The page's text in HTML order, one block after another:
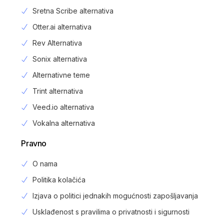
Sretna Scribe alternativa
Otter.ai alternativa
Rev Alternativa
Sonix alternativa
Alternativne teme
Trint alternativa
Veed.io alternativa
Vokalna alternativa
Pravno
O nama
Politika kolačića
Izjava o politici jednakih mogućnosti zapošljavanja
Usklađenost s pravilima o privatnosti i sigurnosti